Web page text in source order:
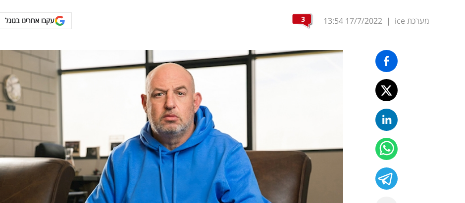
מערכת ice |
17/7/2022
13:54
3 עקבו אחרינו בגוגל